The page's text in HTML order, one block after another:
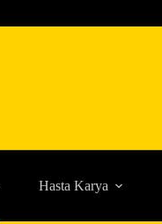
Hasta Karya